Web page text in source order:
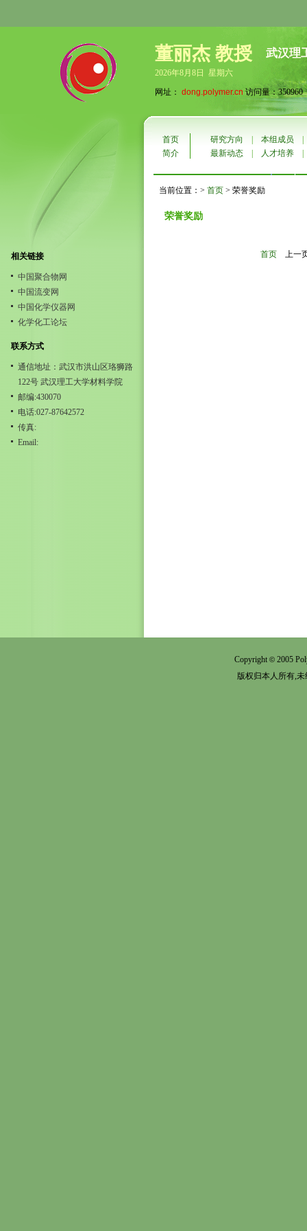
董丽杰 教授 武汉理
2026年8月8日 星期六
网址： dong.polymer.cn 访问量：350960
相关链接
中国聚合物网
中国流变网
中国化学仪器网
化学化工论坛
联系方式
通信地址：武汉市洪山区珞狮路
122号 武汉理工大学材料学院
邮编:430070
电话:027-87642572
传真:
Email:
首页 研究方向 本组成员
简介
最新动态 人才培养
当前位置：> 首页 > 荣誉奖励
荣誉奖励
首页 上一
Copyright© 2005
版权归本人所有,